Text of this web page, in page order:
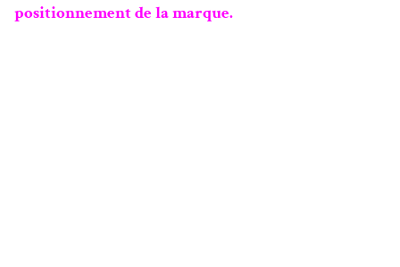
positionnement de la marque.